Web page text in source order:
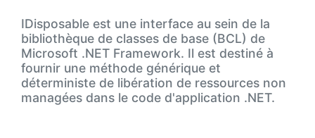
IDisposable est une interface au sein de la
bibliothèque de classes de base (BCL) de
Microsoft .NET Framework. Il est destiné à
fournir une méthode générique et
déterministe de libération de ressources non
managées dans le code d'application .NET.